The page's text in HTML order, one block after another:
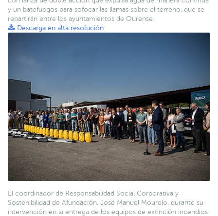
y un batefuegos para sofocar las llamas sobre el terreno, que se
repartirán entre los ayuntamientos de Ourense.
Descarga en alta resolución
El coordinador de Responsabilidad Social Corporativa y
Sostenibilidad de Afundación, José Manuel Mourelo, durante su
intervención en la entrega de los equipos de extinción incendios